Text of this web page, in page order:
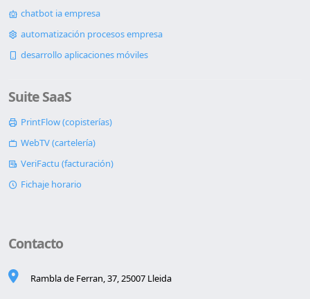
chatbot ia empresa
automatización procesos empresa
desarrollo aplicaciones móviles
Suite SaaS
PrintFlow (copisterías)
WebTV (cartelería)
VeriFactu (facturación)
Fichaje horario
Contacto
Rambla de Ferran, 37, 25007 Lleida